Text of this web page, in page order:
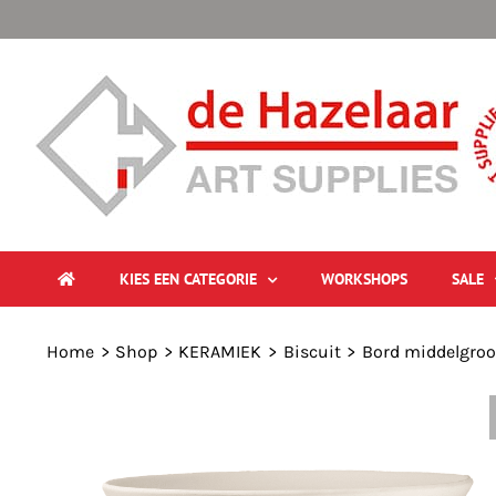
naar
KIES EEN CATEGORIE WORKSHOPS SALE
Home Shop KERAMIEK Biscuit Bord